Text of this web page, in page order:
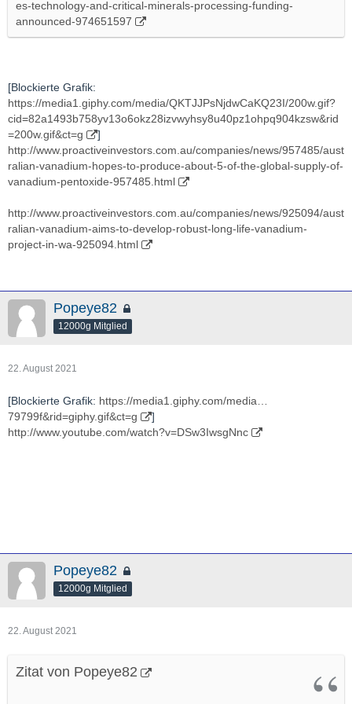
post_id=54978295&utm_term=BCI
es-technology-and-critical-minerals-processing-funding-
announced-974651597
[Blockierte Grafik:
https://media1.giphy.com/media/QKTJJPsNjdwCaKQ23I/200w.gif?
cid=82a1493b758yv13o6okz28izvwyhsy8u40pz1ohpq904kzsw&rid
=200w.gif&ct=g
]
http://www.proactiveinvestors.com.au/companies/news/957485/aust
ralian-vanadium-hopes-to-produce-about-5-of-the-global-supply-of-
vanadium-pentoxide-957485.html
http://www.proactiveinvestors.com.au/companies/news/925094/aust
ralian-vanadium-aims-to-develop-robust-long-life-vanadium-
project-in-wa-925094.html
Popeye82
12000g Mitglied
22. August 2021
[Blockierte Grafik: https://media1.giphy.com/media…
79799f&rid=giphy.gif&ct=g
]
http://www.youtube.com/watch?v=DSw3IwsgNnc
Popeye82
12000g Mitglied
22. August 2021
Zitat von Popeye82